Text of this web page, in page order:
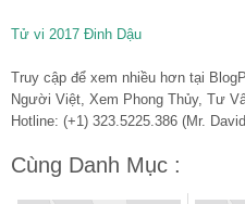
Tử vi 2017 Đinh Dậu
Truy cập để xem nhiều hơn tại
Người Việt, Xem Phong Thủy, Tư
Hotline: (+1) 323.5225.386 (Mr.
Cùng Danh Mục :